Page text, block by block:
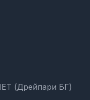
(Дрейпари БГ)